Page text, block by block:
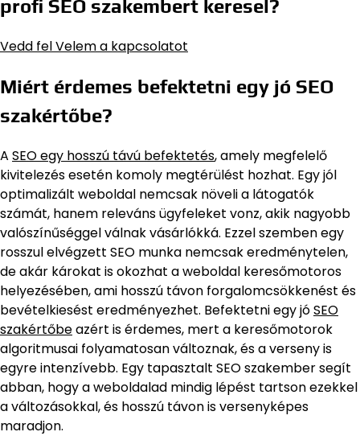
profi SEO szakembert keresel?
Vedd fel Velem a kapcsolatot
Miért érdemes befektetni egy jó SEO
szakértőbe?
A SEO egy hosszú távú befektetés, amely megfelelő
kivitelezés esetén komoly megtérülést hozhat. Egy jól
optimalizált weboldal nemcsak növeli a látogatók
számát, hanem releváns ügyfeleket vonz, akik nagyobb
valószínűséggel válnak vásárlókká. Ezzel szemben egy
rosszul elvégzett SEO munka nemcsak eredménytelen,
de akár károkat is okozhat a weboldal keresőmotoros
helyezésében, ami hosszú távon forgalomcsökkenést és
bevételkiesést eredményezhet. Befektetni egy jóSEO
szakértőbeazért is érdemes, mert a keresőmotorok
algoritmusai folyamatosan változnak, és a verseny is
egyre intenzívebb. Egy tapasztalt SEO szakember segít
abban, hogy a weboldalad mindig lépést tartson ezekkel
a változásokkal, és hosszú távon is versenyképes
maradjon.